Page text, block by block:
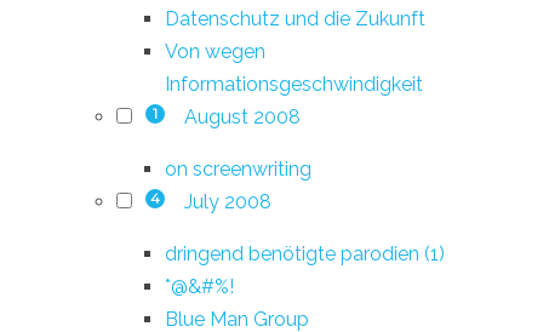
Datenschutz und die Zukunft
Von wegen
Informationsgeschwindigkeit
1 August 2008
on screenwriting
4 July 2008
dringend benötigte parodien (1)
*@&#%!
Blue Man Group